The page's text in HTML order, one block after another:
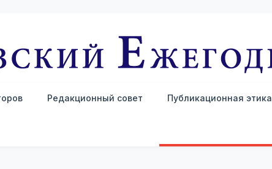
Редакционный совет Публикационная этика